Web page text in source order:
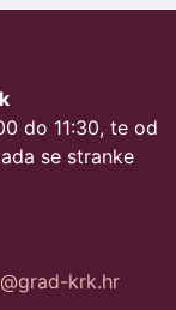
do 11:30, te od
se stranke
krk.hr